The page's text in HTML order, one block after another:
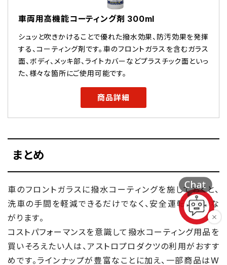
車両用高機能コーティング剤 300ml
シュッと吹きかけることで優れた撥水効果、防汚効果を発揮
する、コーティング剤です。車のフロントガラスを含むガラス
面、ボディ、メッキ部、ライトカバーなどプラスチック面といっ
た、様々な箇所にご使用可能です。
商品詳細
まとめ
車のフロントガラスに撥水コーティングを施しておくと、
洗車の手間を軽減できるだけでなく、安全運転にもつな
がります。
コストパフォーマンスを意識して撥水コーティング用品を
買いそろえたい人は、アストロプロダクツの利用がおすす
めです。ラインナップが豊富なことに加え、一部商品はW